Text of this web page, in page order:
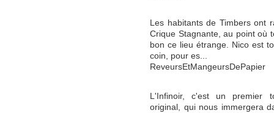
Les habitants de Timbers ont
Crique Stagnante, au point où
bon ce lieu étrange. Nico est
coin, pour es...
ReveursEtMangeursDePapier
L'Infinoir, c'est un premier
original, qui nous immergera